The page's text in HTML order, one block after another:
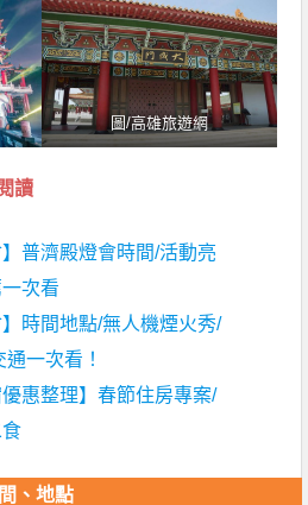
圖/高雄旅遊網
讀
】普濟殿燈會時間/活動亮
次看
】時間地點/無人機煙火秀/
一次看！
優惠整理】春節住房專案/
、地點